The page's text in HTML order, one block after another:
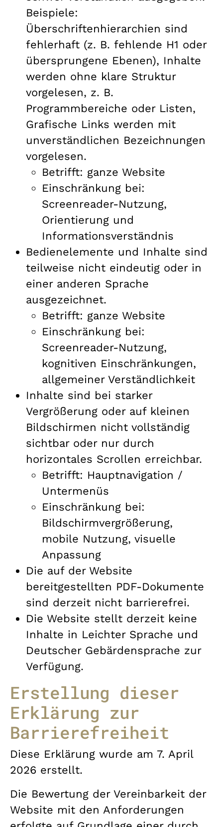
Beispiele:
Überschriftenhierarchien sind
fehlerhaft (z. B. fehlende H1 oder
übersprungene Ebenen), Inhalte
werden ohne klare Struktur
vorgelesen, z. B.
Programmbereiche oder Listen,
Grafische Links werden mit
unverständlichen Bezeichnungen
vorgelesen.
Betrifft: ganze Website
Einschränkung bei:
Screenreader-Nutzung,
Orientierung und
Informationsverständnis
Bedienelemente und Inhalte sind
teilweise nicht eindeutig oder in
einer anderen Sprache
ausgezeichnet.
Betrifft: ganze Website
Einschränkung bei:
Screenreader-Nutzung,
kognitiven Einschränkungen,
allgemeiner Verständlichkeit
Inhalte sind bei starker
Vergrößerung oder auf kleinen
Bildschirmen nicht vollständig
sichtbar oder nur durch
horizontales Scrollen erreichbar.
Betrifft: Hauptnavigation /
Untermenüs
Einschränkung bei:
Bildschirmvergrößerung,
mobile Nutzung, visuelle
Anpassung
Die auf der Website
bereitgestellten PDF-Dokumente
sind derzeit nicht barrierefrei.
Die Website stellt derzeit keine
Inhalte in Leichter Sprache und
Deutscher Gebärdensprache zur
Verfügung.
Erstellung dieser
Erklärung zur
Barrierefreiheit
Diese Erklärung wurde am 7. April
2026 erstellt.
Die Bewertung der Vereinbarkeit der
Website mit den Anforderungen